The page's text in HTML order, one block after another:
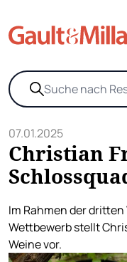
07.01.2025
Christian
Im Rahmen der
Wettbewerb stellt
Weine vor.